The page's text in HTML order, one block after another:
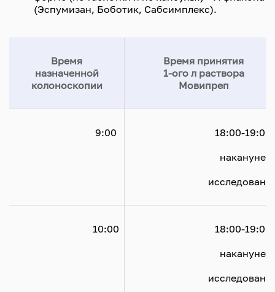
(Эспумизан, Боботик, Сабсимплекс).
Время
назначенной
колоноскопии
Время принятия
1-ого л раствора
Мовипреп
				18:00-19:00
				накануне
				18:00-19:00
				накануне